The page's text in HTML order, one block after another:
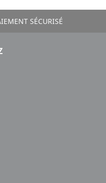
SÉCURISÉ